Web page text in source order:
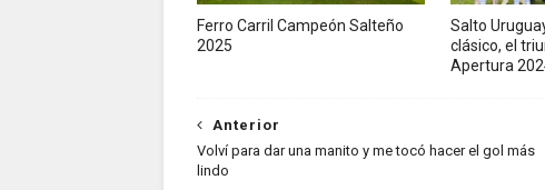
Ferro Carril Campeón Salteño
2025
Salto
clásico, el
Apertura
Anterior
Volví para dar una manito y me tocó hacer el gol más
lindo